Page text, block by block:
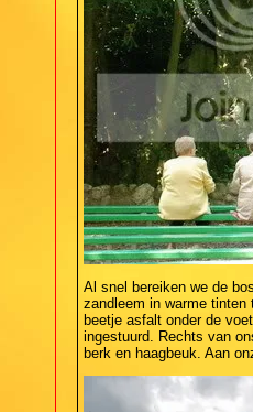
Al snel bereiken we de
zandleem in warme tinten
beetje asfalt onder de
ingestuurd. Rechts van
berk en haagbeuk. Aan